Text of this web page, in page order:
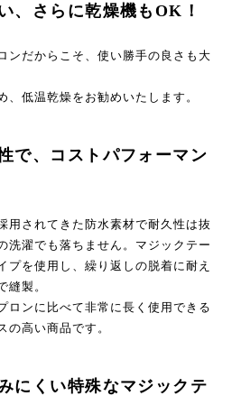
、さらに乾燥機もOK！
ンだからこそ、使い勝手の良さも大
低温乾燥をお勧めいたします。
で、コストパフォーマン
用されてきた防水素材で耐久性は抜
洗濯でも落ちません。マジックテー
プを使用し、繰り返しの脱着に耐え
縫製。
ロンに比べて非常に長く使用できる
の高い商品です。
にくい特殊なマジックテ